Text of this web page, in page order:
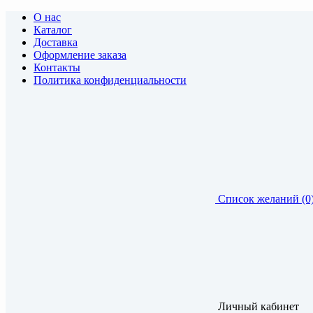
О нас
Каталог
Доставка
Оформление заказа
Контакты
Политика конфиденциальности
Список желаний
Личный кабинет